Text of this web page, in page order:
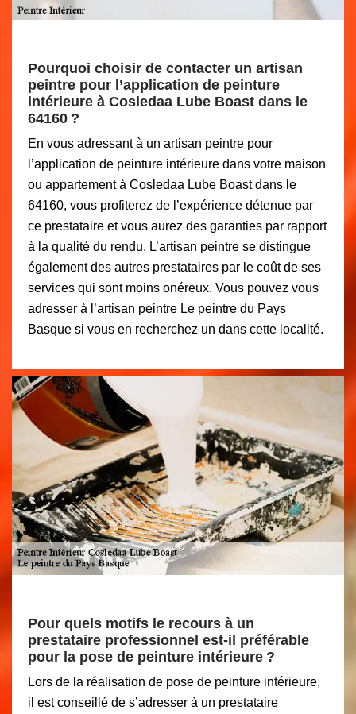
Pourquoi choisir de contacter un artisan
peintre pour l’application de peinture
intérieure à Cosledaa Lube Boast dans le
64160 ?
En vous adressant à un artisan peintre pour
l’application de peinture intérieure dans votre maison
ou appartement à Cosledaa Lube Boast dans le
64160, vous profiterez de l’expérience détenue par
ce prestataire et vous aurez des garanties par rapport
à la qualité du rendu. L’artisan peintre se distingue
également des autres prestataires par le coût de ses
services qui sont moins onéreux. Vous pouvez vous
adresser à l’artisan peintre Le peintre du Pays
Basque si vous en recherchez un dans cette localité.
Pour quels motifs le recours à un
prestataire professionnel est-il préférable
pour la pose de peinture intérieure ?
Lors de la réalisation de pose de peinture intérieure,
il est conseillé de s’adresser à un prestataire